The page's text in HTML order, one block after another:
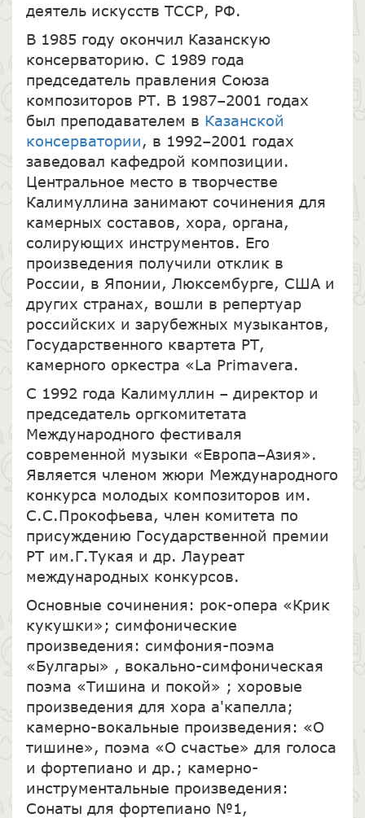
деятель искусств ТССР, РФ.
В 1985 году окончил Казанскую
консерваторию. С 1989 года
председатель правления Союза
композиторов РТ. В 1987–2001 годах
был преподавателем в Казанской
консерватории, в 1992–2001 годах
заведовал кафедрой композиции.
Центральное место в творчестве
Калимуллина занимают сочинения для
камерных составов, хора, органа,
солирующих инструментов. Его
произведения получили отклик в
России, в Японии, Люксембурге, США и
других странах, вошли в репертуар
российских и зарубежных музыкантов,
Государственного квартета РТ,
камерного оркестра «La Primavera.
С 1992 года Калимуллин – директор и
председатель оргкомитетата
Международного фестиваля
современной музыки «Европа–Азия».
Является членом жюри Международного
конкурса молодых композиторов им.
С.С.Прокофьева, член комитета по
присуждению Государственной премии
РТ им.Г.Тукая и др. Лауреат
международных конкурсов.
Основные сочинения: рок-опера «Крик
кукушки»; симфонические
произведения: симфония-поэма
«Булгары» , вокально-симфоническая
поэма «Тишина и покой» ; хоровые
произведения для хора а'капелла;
камерно-вокальные произведения: «О
тишине», поэма «О счастье» для голоса
и фортепиано и др.; камерно-
инструментальные произведения:
Сонаты для фортепиано №1,